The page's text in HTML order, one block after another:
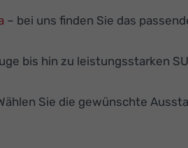
– bei uns finden Sie das
bis hin zu leistungsstarken
Sie die gewünschte